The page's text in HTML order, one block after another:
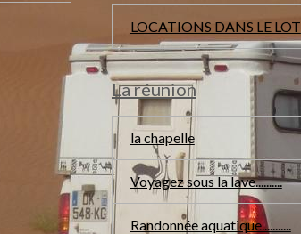
LOCATIONS DANS LE LOT
La réunion
la chapelle
Voyagez sous la lave..........
Randonnée aquatique...........